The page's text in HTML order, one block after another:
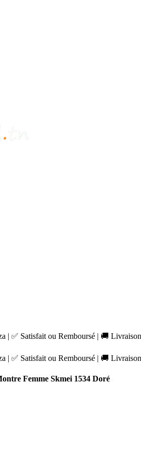
| ✅ Satisfait ou Remboursé | 🚚
| ✅ Satisfait ou Remboursé | 🚚
Femme Skmei 1534 Doré